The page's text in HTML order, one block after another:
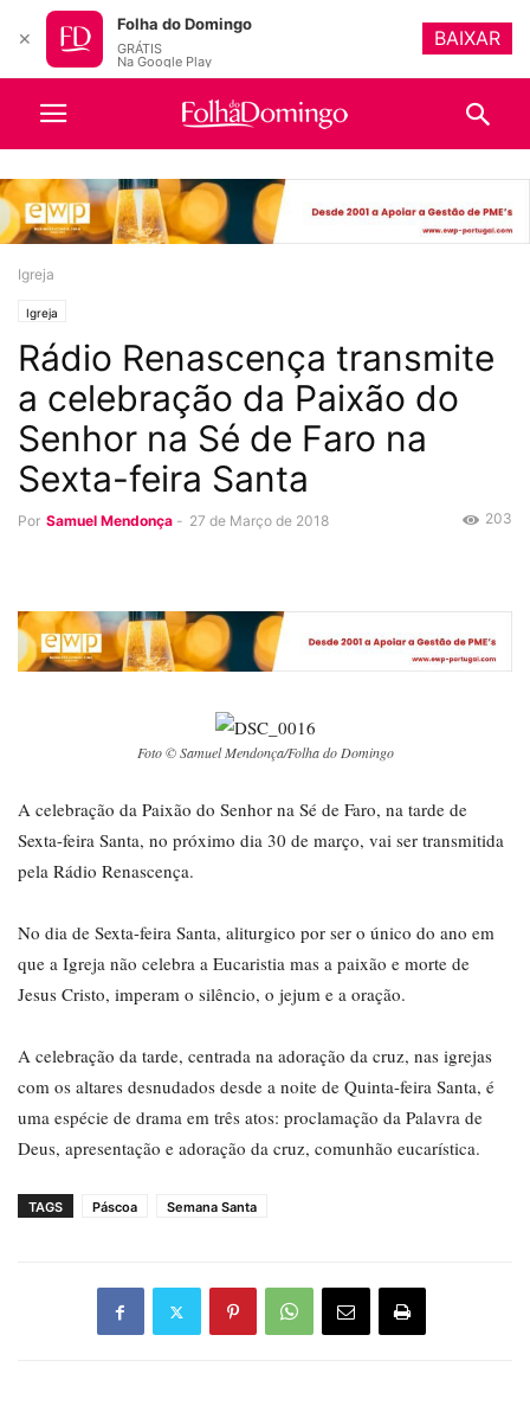
Igreja
Igreja
Rádio Renascença transmite
a celebração da Paixão do
Senhor na Sé de Faro na
Sexta-feira Santa
Por Samuel Mendonça - 27 de Março de 2018 203
Foto © Samuel Mendonça/Folha do Domingo
A celebração da Paixão do Senhor na Sé de Faro, na tarde de
Sexta-feira Santa, no próximo dia 30 de março, vai ser transmitida
pela Rádio Renascença.
No dia de Sexta-feira Santa, aliturgico por ser o único do ano em
que a Igreja não celebra a Eucaristia mas a paixão e morte de
Jesus Cristo, imperam o silêncio, o jejum e a oração.
A celebração da tarde, centrada na adoração da cruz, nas igrejas
com os altares desnudados desde a noite de Quinta-feira Santa, é
uma espécie de drama em três atos: proclamação da Palavra de
Deus, apresentação e adoração da cruz, comunhão eucarística.
TAGS Páscoa Semana Santa
✕
Folha do Domingo
GRÁTIS
Na Google Play
BAIXAR